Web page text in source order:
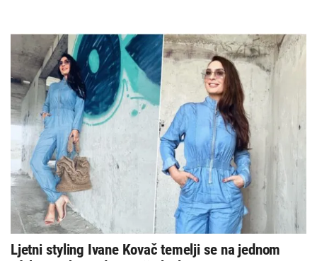
Ljetni styling Ivane Kovač temelji se na jednom